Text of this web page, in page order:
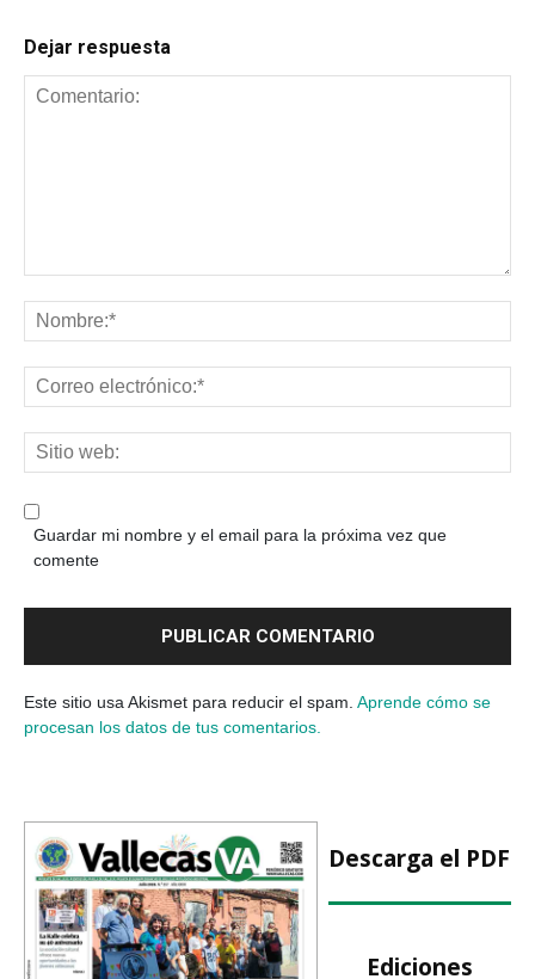
Dejar respuesta
Guardar mi nombre y el email para la próxima vez que
comente
Este sitio usa Akismet para reducir el spam. Aprende cómo se
procesan los datos de tus comentarios.
Descarga el PDF
Ediciones